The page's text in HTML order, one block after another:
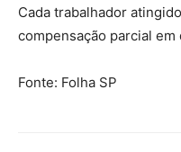
Cada trabalhador
compensação parcial
Fonte: Folha SP